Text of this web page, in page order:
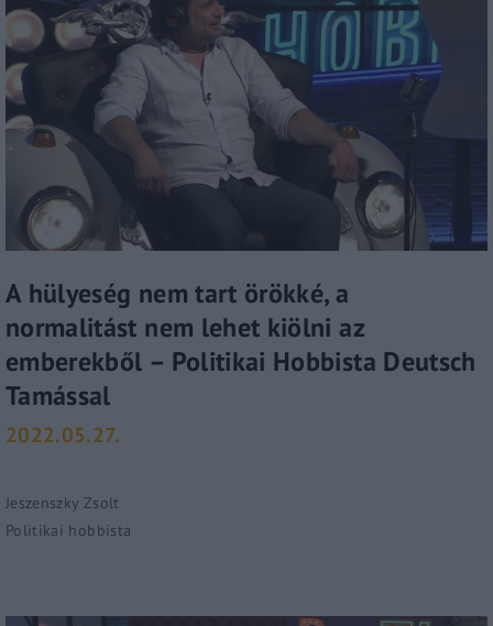
A hülyeség nem tart örökké, a
normalitást nem lehet kiölni az
emberekből – Politikai Hobbista Deutsch
Tamással
2022.05.27.
Jeszenszky Zsolt
Politikai hobbista